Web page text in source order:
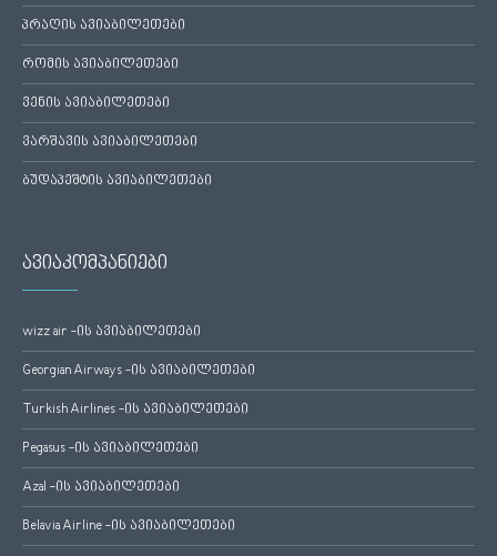
პრაღის ავიაბილეთები
რომის ავიაბილეთები
ვენის ავიაბილეთები
ვარშავის ავიაბილეთები
ბუდაპეშტის ავიაბილეთები
ავიაკომპანიები
wizz air -ის ავიაბილეთები
Georgian Airways -ის ავიაბილეთები
Turkish Airlines -ის ავიაბილეთები
Pegasus -ის ავიაბილეთები
Azal -ის ავიაბილეთები
Belavia Airline -ის ავიაბილეთები